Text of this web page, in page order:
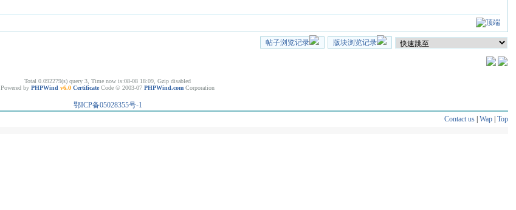
帖子浏览记录 版块浏览记录
Total 0.092279(s) query 3, Time now is:08-08 18:09, Gzip disabled
Powered by PHPWind v6.0 Certificate Code © 2003-07 PHPWind.com Corporation
鄂ICP备05028355号-1
Contact us| Wap| Top